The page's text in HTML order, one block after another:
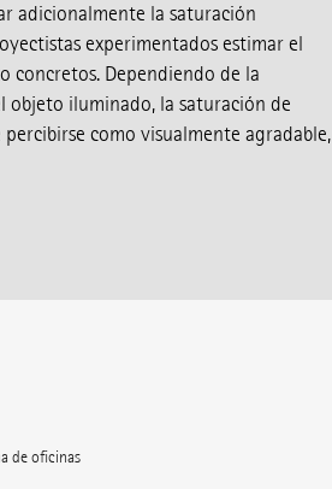
adicionalmente la saturación
experimentados estimar el
concretos. Dependiendo de la
iluminado, la saturación de
como visualmente agradable,
de oficinas